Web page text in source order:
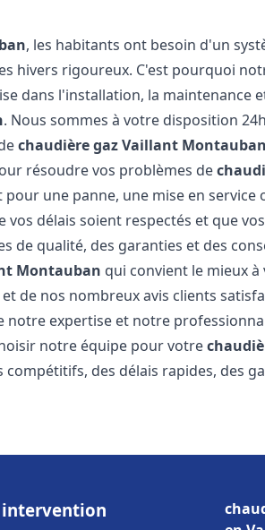
, les habitants ont besoin d'un
hivers rigoureux. C'est pourquoi
dans l'installation, la maintenance
. Nous sommes à votre disposition
chaudière gaz Vaillant Montauban
résoudre vos problèmes de
pour une panne, une mise en
vos délais soient respectés et que
de qualité, des garanties et des
Montauban qui convient le mieux
de nos nombreux avis clients
notre expertise et notre
notre équipe pour votre
des délais rapides, des
intervention